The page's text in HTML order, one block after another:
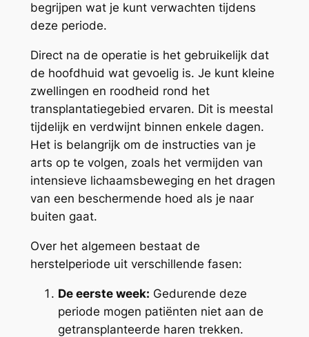
begrijpen wat je kunt verwachten tijdens
deze periode.
Direct na de operatie is het gebruikelijk dat
de hoofdhuid wat gevoelig is. Je kunt kleine
zwellingen en roodheid rond het
transplantatiegebied ervaren. Dit is meestal
tijdelijk en verdwijnt binnen enkele dagen.
Het is belangrijk om de instructies van je
arts op te volgen, zoals het vermijden van
intensieve lichaamsbeweging en het dragen
van een beschermende hoed als je naar
buiten gaat.
Over het algemeen bestaat de
herstelperiode uit verschillende fasen:
De eerste week: Gedurende deze
periode mogen patiënten niet aan de
getransplanteerde haren trekken.